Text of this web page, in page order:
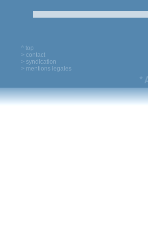
^ top
> contact
> syndication
> mentions legales
*